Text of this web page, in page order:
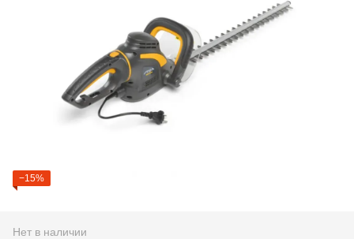
−15%
Нет в наличии